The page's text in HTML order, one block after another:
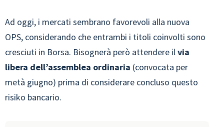
Ad oggi, i mercati sembrano favorevoli alla nuova
OPS, considerando che entrambi i titoli coinvolti sono
cresciuti in Borsa. Bisognerà però attendere ilvia
libera dell’assemblea ordinaria (convocata per
metà giugno) prima di considerare concluso questo
risiko bancario.